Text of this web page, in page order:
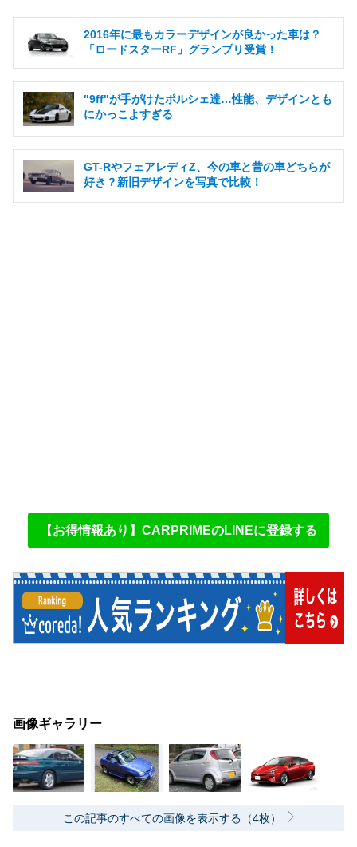
2016年に最もカラーデザインが良かった車は？
「ロードスターRF」グランプリ受賞！
"9ff"が手がけたポルシェ達…性能、デザインとも
にかっこよすぎる
GT-RやフェアレディZ、今の車と昔の車どちらが
好き？新旧デザインを写真で比較！
【お得情報あり】CARPRIMEのLINEに登録する
画像ギャラリー
この記事のすべての画像を表示する（4枚）